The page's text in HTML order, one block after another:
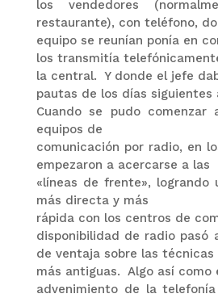
los vendedores
restaurante), con teléfono,
equipo se reunían ponía en
los transmitía
la central. Y donde el jefe
pautas de los días siguientes
Cuando se pudo comenzar
equipos de
comunicación por radio, en
empezaron a acercarse a las
«líneas de frente», logrando
más directa y más
rápida con los centros de
disponibilidad de radio pasó
de ventaja sobre las técnicas
más antiguas. Algo así como
advenimiento de la